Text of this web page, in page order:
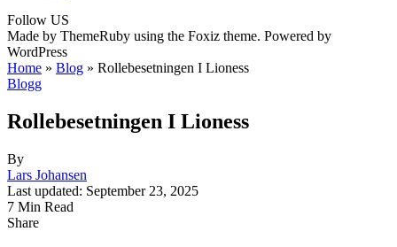
Follow US
Made by ThemeRuby using the Foxiz theme. Powered by
WordPress
Home » Blog » Rollebesetningen I Lioness
Blogg
Rollebesetningen I Lioness
By
Lars Johansen
Last updated: September 23, 2025
7 Min Read
Share